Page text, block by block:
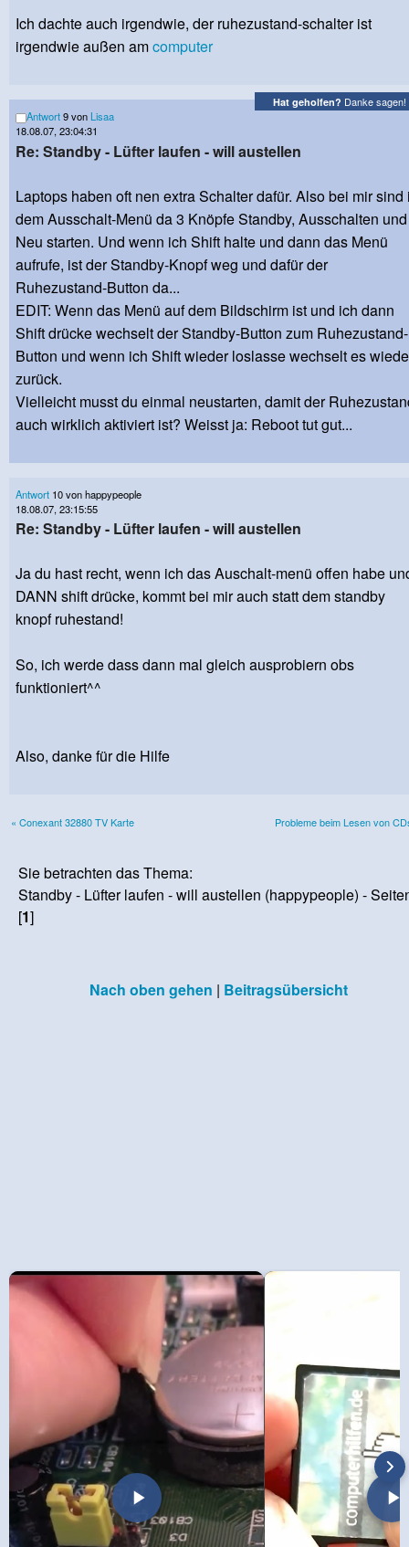
Ich dachte auch irgendwie, der ruhezustand-schalter ist
irgendwie außen amcomputer
Hat geholfen? Danke sagen!
Antwort9 von Lisaa
18.08.07, 23:04:31
Re: Standby - Lüfter laufen - will austellen
Laptops haben oft nen extra Schalter dafür. Also bei mir sind
dem Ausschalt-Menü da 3 Knöpfe Standby, Ausschalten und
Neu starten. Und wenn ich Shift halte und dann das Menü
aufrufe, ist der Standby-Knopf weg und dafür der
Ruhezustand-Button da...
EDIT: Wenn das Menü auf dem Bildschirm ist und ich dann
Shift drücke wechselt der Standby-Button zum Ruhezustand-
Button und wenn ich Shift wieder loslasse wechselt es
zurück.
Vielleicht musst du einmal neustarten, damit der
auch wirklich aktiviert ist? Weisst ja: Reboot tut gut...
Antwort 10 von happypeople
18.08.07, 23:15:55
Re: Standby - Lüfter laufen - will austellen
Ja du hast recht, wenn ich das Auschalt-menü offen habe
DANN shift drücke, kommt bei mir auch statt dem standby
knopf ruhestand!
So, ich werde dass dann mal gleich ausprobiern obs
funktioniert^^
Also, danke für die Hilfe
« Conexant 32880 TV Karte Probleme beim Lesen von
Sie betrachten das Thema:
Standby - Lüfter laufen - will austellen (happypeople) -
[1]
Nach oben gehen | Beitragsübersicht